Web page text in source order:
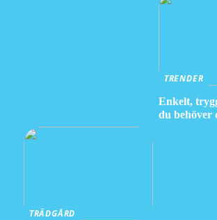
TRENDER
Enkelt,
du behöver
TRÄDGÅRD